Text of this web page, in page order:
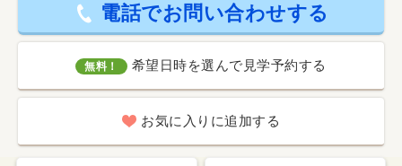
電話でお問い合わせする
無料！ 希望日時を選んで見学予約する
お気に入りに追加する